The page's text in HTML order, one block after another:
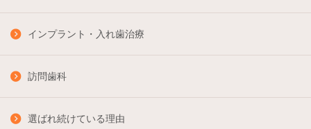
インプラント・入れ歯治療
訪問歯科
選ばれ続けている理由